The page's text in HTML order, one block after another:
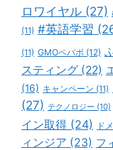
ロワイヤル (27)
(11) #英語学習
(11) GMOペパボ (12)
スティング (22)
(16) キャンペーン (11)
(27) テクノロジー (10)
イン取得 (24) ド
ィンジア (23) フ